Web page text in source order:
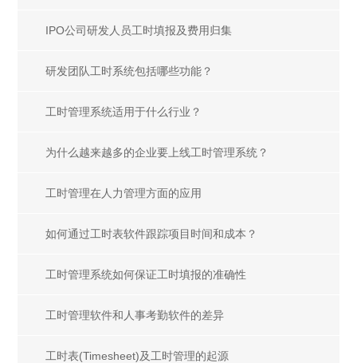
IPO公司研发人员工时填报及费用归集
研发团队工时系统包括哪些功能？
工时管理系统适用于什么行业？
为什么越来越多的企业要上线工时管理系统？
工时管理在人力管理方面的应用
如何通过工时表软件跟踪项目时间和成本？
工时管理系统如何保证工时填报的准确性
工时管理软件和人事考勤软件的差异
工时表(Timesheet)及工时管理的起源